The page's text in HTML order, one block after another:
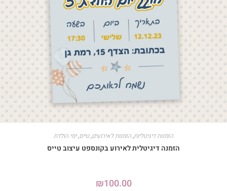
הזמנות דיגיטליות,הזמנות לאירועים,טייס,ימי הולדת
הזמנה דיגיטלית לאירוע בקונספט עיצוב טייס
₪100.00